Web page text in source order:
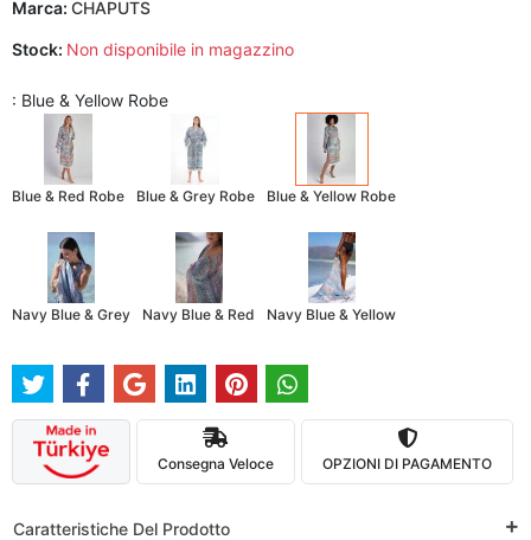
Marca: CHAPUTS
Stock: Non disponibile in magazzino
: Blue & Yellow Robe
Blue & Red Robe Blue & Grey Robe Blue & Yellow Robe
Navy Blue & Grey Navy Blue & Red Navy Blue & Yellow
Consegna Veloce OPZIONI DI PAGAMENTO
Caratteristiche Del Prodotto